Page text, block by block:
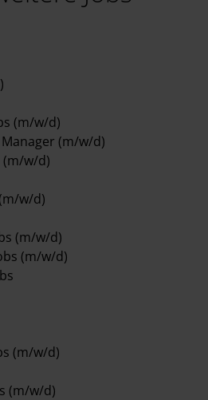
(m/w/d)
(m/w/d)
(m/w/d)
w/d)
(m/w/d)
(m/w/d)
(m/w/d)
(m/w/d)